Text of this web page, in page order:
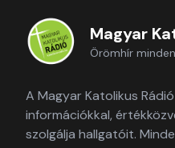
Magyar
Örömhír
A Magyar Katolikus
információkkal,
szolgálja hallgatóit.